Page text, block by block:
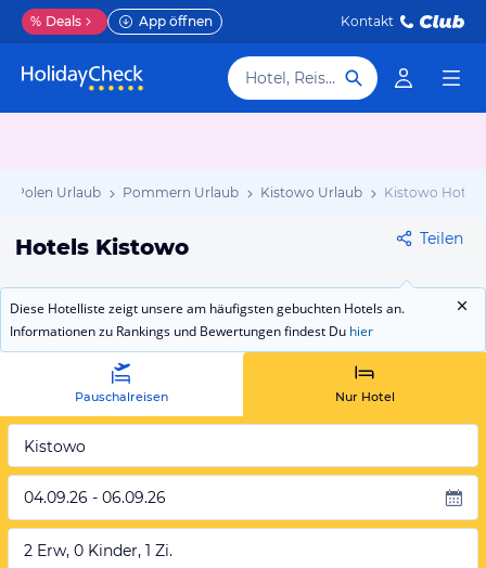
% Deals App öffnen Kontakt
Hotel, Reiseziel
Polen Urlaub Pommern Urlaub Kistowo Urlaub Kistowo Hotels
Hotels Kistowo Teilen
Diese Hotelliste zeigt unsere am häufigsten gebuchten Hotels an.
Informationen zu Rankings und Bewertungen findest Du hier
Pauschalreisen Nur Hotel
Kistowo
04.09.26 - 06.09.26
2 Erw, 0 Kinder, 1 Zi.